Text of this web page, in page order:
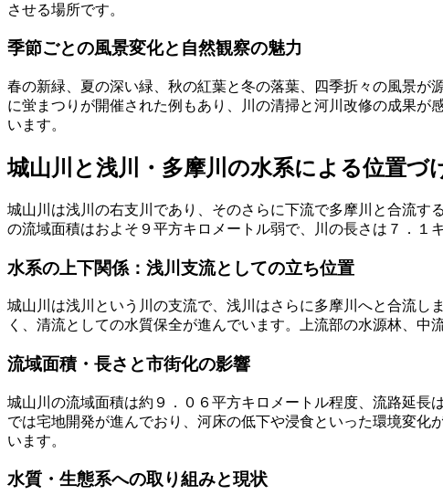
させる場所です。
季節ごとの風景変化と自然観察の魅力
春の新緑、夏の深い緑、秋の紅葉と冬の落葉、四季折々の風景
に蛍まつりが開催された例もあり、川の清掃と河川改修の成果
います。
城山川と浅川・多摩川の水系による位置づ
城山川は浅川の右支川であり、そのさらに下流で多摩川と合流す
の流域面積はおよそ９平方キロメートル弱で、川の長さは７．１
水系の上下関係：浅川支流としての立ち位置
城山川は浅川という川の支流で、浅川はさらに多摩川へと合流
く、清流としての水質保全が進んでいます。上流部の水源林、中
流域面積・長さと市街化の影響
城山川の流域面積は約９．０６平方キロメートル程度、流路延
では宅地開発が進んでおり、河床の低下や浸食といった環境変
います。
水質・生態系への取り組みと現状